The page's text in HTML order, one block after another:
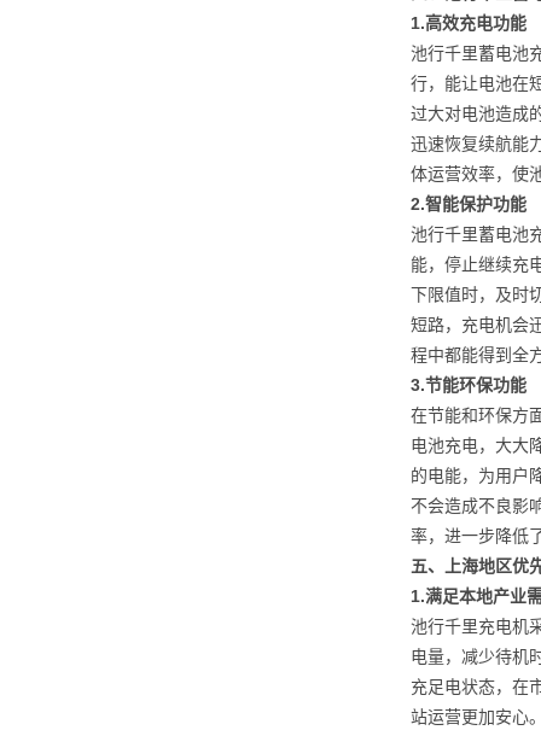
1.高效充电功能
池行千里蓄电池
行，能让电池在
过大对电池造成
迅速恢复续航能
体运营效率，使
2.智能保护功能
池行千里蓄电池
能，停止继续充
下限值时，及时
短路，充电机会
程中都能得到全
3.节能环保功能
在节能和环保方
电池充电，大大
的电能，为用户
不会造成不良影
率，进一步降低
五、上海地区优
1.满足本地产业
池行千里充电机
电量，减少待机
充足电状态，在
站运营更加安心